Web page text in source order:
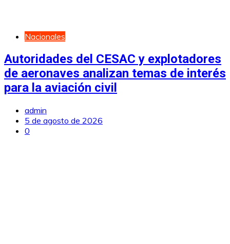
Nacionales
Autoridades del CESAC y explotadores
de aeronaves analizan temas de interés
para la aviación civil
admin
5 de agosto de 2026
0